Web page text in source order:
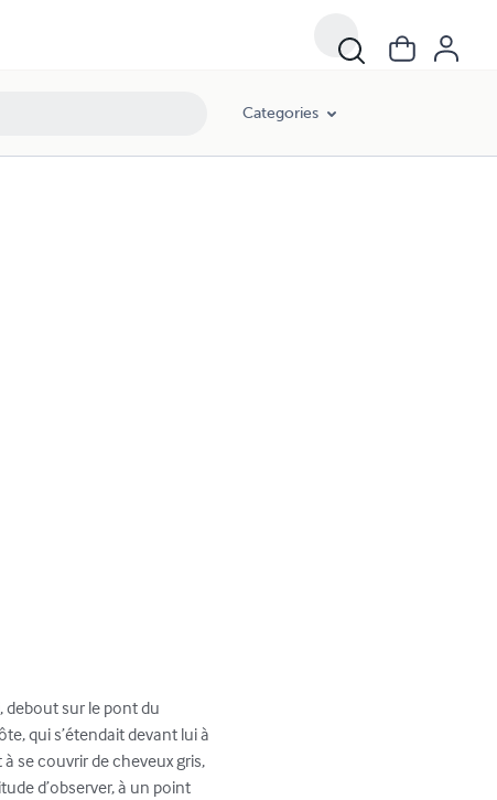
Categories
debout sur le pont du
qui s’étendait devant lui à
se couvrir de cheveux gris,
d’observer, à un point